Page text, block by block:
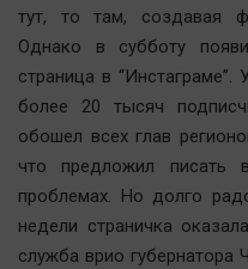
тут, то там, создавая
Однако в субботу
страница в
более 20 тысяч
обошел всех глав
что предложил писать
проблемах. Но долго
недели страничка
служба врио губернатора